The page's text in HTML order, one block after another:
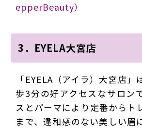
epperBeauty）
3．EYELA大宮店
「EYELA（アイラ）大宮店」
歩3分の好アクセスなサロン
スとパーマにより定番からト
まで、違和感のない美しい眉